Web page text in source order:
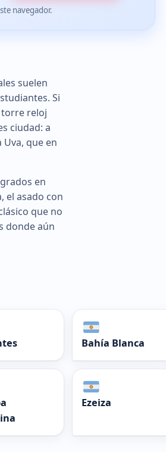
navegador.
suelen
Si
torre reloj
ciudad: a
que en
en
el asado con
que no
donde aún
Bahía Blanca
Ezeiza